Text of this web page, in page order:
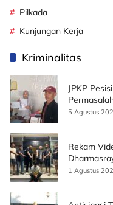
Pilkada
Kunjungan Kerja
Kriminalitas
JPKP
5 Agustus
Rekam
Korban
1 Agustus